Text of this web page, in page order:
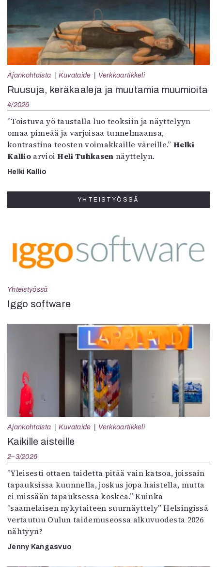
Ajankohtaista Kuvataide Verkkoartikkeli
Ruusuja, keräkaaleja ja muutamia muumioita
4/2026
”Toistuva yö taustalla luo teoksiin ja näyttelyyn
omaa pimeää ja varjoisaa tunnelmaansa,
kontrastina teosten voimakkaille väreille.”Helki
KallioarvioiHeli Tuhkasen näyttelyn.
Helki Kallio
YHTEISTYÖSSÄ
Yhteistyössä
Iggo software
Ajankohtaista Kuvataide Verkkoartikkeli
Kaikille aisteille
2–3/2026
”Yleisesti ottaen taidetta pitää vain katsoa, joissain
tapauksissa kuunnella, joskus jopa haistella, mutta
ei missään tapauksessa koskea.” Kuinka
”saamelaisen nykytaiteen suurnäyttely” Helsingissä
vertautuu Oulun taidemuseossa alkuvuodesta 2026
nähtyyn?
Jenny Kangasvuo